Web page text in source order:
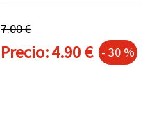
7.00 €
Precio:4.90 € - 30 %